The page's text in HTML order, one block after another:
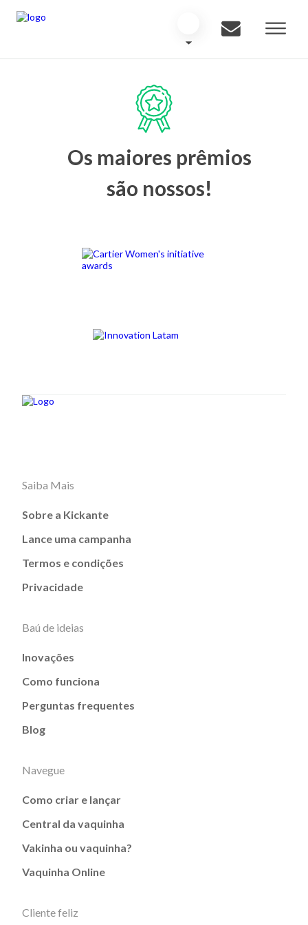
Os maiores prêmios
são nossos!
Saiba Mais
Sobre a Kickante
Lance uma campanha
Termos e condições
Privacidade
Baú de ideias
Inovações
Como funciona
Perguntas frequentes
Blog
Navegue
Como criar e lançar
Central da vaquinha
Vakinha ou vaquinha?
Vaquinha Online
Cliente feliz